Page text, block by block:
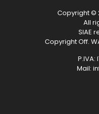
Copyright ©
All
SIAE
Copyright Off.
Mail: